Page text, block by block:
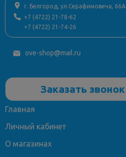
г. Белгород, ул.Серафимовича, 66А
+7 (4722) 21-78-62
+7 (4722) 21-74-26
ove-shop@mail.ru
Заказать звонок
Главная
Личный кабинет
О магазинах